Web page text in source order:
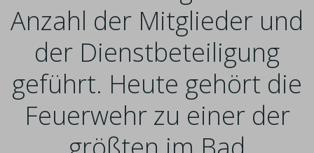
Anzahl der Mitglieder und
der Dienstbeteiligung
geführt. Heute gehört die
Feuerwehr zu einer der